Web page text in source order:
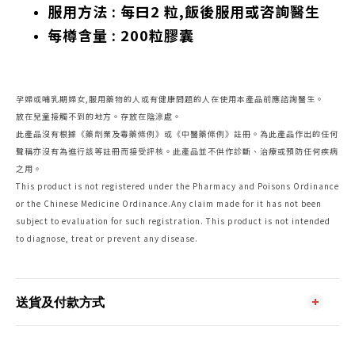
服用方法 : 每曰2 粒,飯後服用或咨詢醫生
每樽含量 : 200粒膠囊
孕婦或哺乳期婦女,服用藥物的人或有健康問題的人在使用本產品前應諮詢醫生。
放在兒童接觸不到的地方。存放在陰涼處。
此產品沒有根據《藥劑業及毒藥條例》或《中醫藥條例》註冊。為此產品作出的任何
聲稱亦沒有為進行該等註冊而接受評核。此產品並不供作診斷、治療或預防任何疾病
之用。
This product is not registered under the Pharmacy and Poisons Ordinance
or the Chinese Medicine Ordinance.Any claim made for it has not been
subject to evaluation for such registration. This product is not intended
to diagnose, treat or prevent any disease.
送貨及付款方式